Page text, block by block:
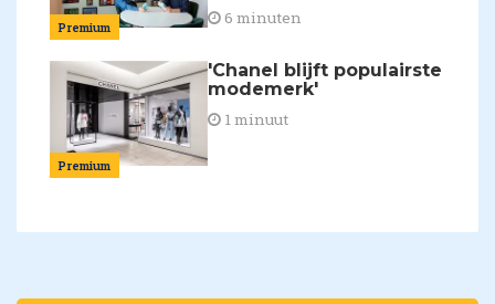
Premium 6 minuten
Premium
'Chanel blijft populairste
modemerk'
1 minuut